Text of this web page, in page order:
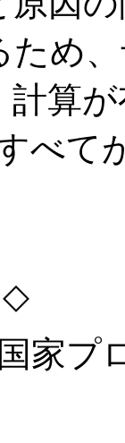
ため
計算
べて
プ